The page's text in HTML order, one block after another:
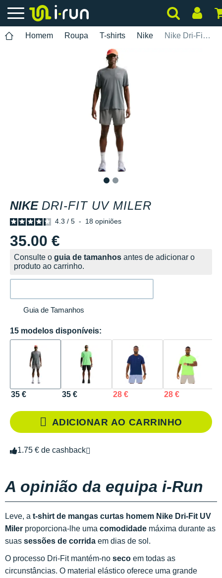
Homem Roupa T-shirts Nike Nike Dri-Fit UV Miler
NIKE DRI-FIT UV MILER
4.3 / 5 - 18 opiniões
35.00 €
Consulte o guia de tamanhos antes de adicionar o
produto ao carrinho.
Guia de Tamanhos
15 modelos disponíveis:
35 € 35 € 28 € 28 €
ADICIONAR AO CARRINHO
1.75 € de cashback
A opinião da equipa i-Run
Leve, a t-shirt de mangas curtas homem Nike Dri-Fit UV
Miler proporciona-lhe uma comodidade máxima durante as
suas sessões de corrida em dias de sol.
O processo Dri-Fit mantém-no seco em todas as
circunstâncias. O material elástico oferece uma grande